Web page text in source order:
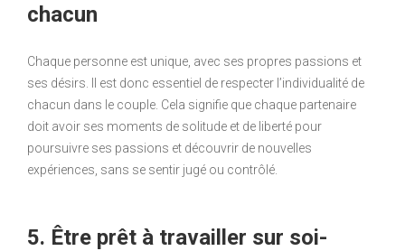
chacun
Chaque personne est unique, avec ses propres passions et
ses désirs. Il est donc essentiel de respecter l’individualité de
chacun dans le couple. Cela signifie que chaque partenaire
doit avoir ses moments de solitude et de liberté pour
poursuivre ses passions et découvrir de nouvelles
expériences, sans se sentir jugé ou contrôlé.
5. Être prêt à travailler sur soi-